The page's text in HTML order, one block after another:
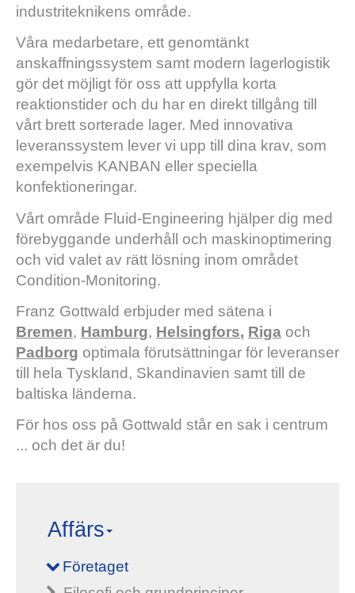
industriteknikens område.
Våra medarbetare, ett genomtänkt
anskaffningssystem samt modern lagerlogistik
gör det möjligt för oss att uppfylla korta
reaktionstider och du har en direkt tillgång till
vårt brett sorterade lager. Med innovativa
leveranssystem lever vi upp till dina krav, som
exempelvis KANBAN eller speciella
konfektioneringar.
Vårt område Fluid-Engineering hjälper dig med
förebyggande underhåll och maskinoptimering
och vid valet av rätt lösning inom området
Condition-Monitoring.
Franz Gottwald erbjuder med sätena i
Bremen, Hamburg, Helsingfors, Riga och
Padborg optimala förutsättningar för leveranser
till hela Tyskland, Skandinavien samt till de
baltiska länderna.
För hos oss på Gottwald står en sak i centrum
... och det är du!
Affärs
Företaget